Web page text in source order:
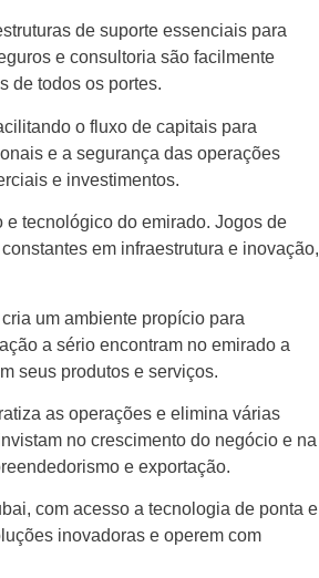
de suporte essenciais para
e consultoria são facilmente
de todos os portes.
o fluxo de capitais para
e a segurança das operações
e investimentos.
tecnológico do emirado. Jogos de
em infraestrutura e inovação,
um ambiente propício para
a sério encontram no emirado a
seus produtos e serviços.
as operações e elimina várias
no crescimento do negócio e na
e exportação.
com acesso a tecnologia de ponta e
inovadoras e operem com